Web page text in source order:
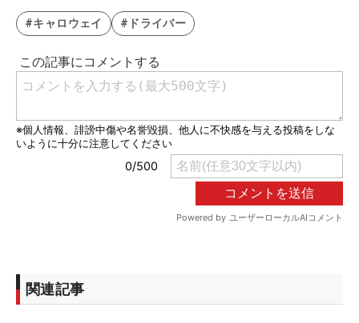
#キャロウェイ #ドライバー
関連記事